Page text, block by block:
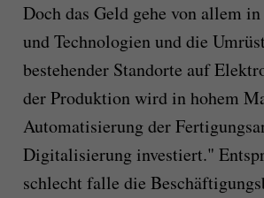
Doch das Geld gehe von allem
und Technologien und die
bestehender Standorte auf
der Produktion wird in hohem
Automatisierung der
Digitalisierung investiert."
schlecht falle die